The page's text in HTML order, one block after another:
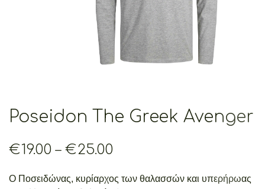
Poseidon The Greek Avenger
€19.00 – €25.00
€19.00
Ο Ποσειδώνας, κυρίαρχος των θαλασσών και υπερήρωας